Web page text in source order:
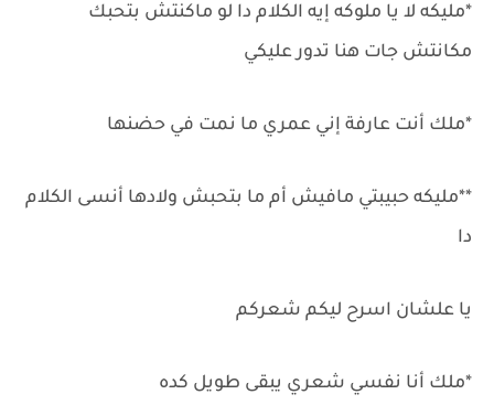
*مليكه لا يا ملوكه إيه الكلام دا لو ماكنتش بتحبك
مكانتش جات هنا تدور عليكي
*ملك أنت عارفة إني عمري ما نمت في حضنها
**مليكه حبيبتي مافيش أم ما بتحبش ولادها أنسى الكلام
دا
يا علشان اسرح ليكم شعركم
*ملك أنا نفسي شعري يبقى طويل كده